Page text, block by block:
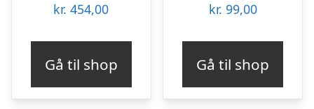
kr. 454,00
Gå til shop
kr. 99,00
Gå til shop